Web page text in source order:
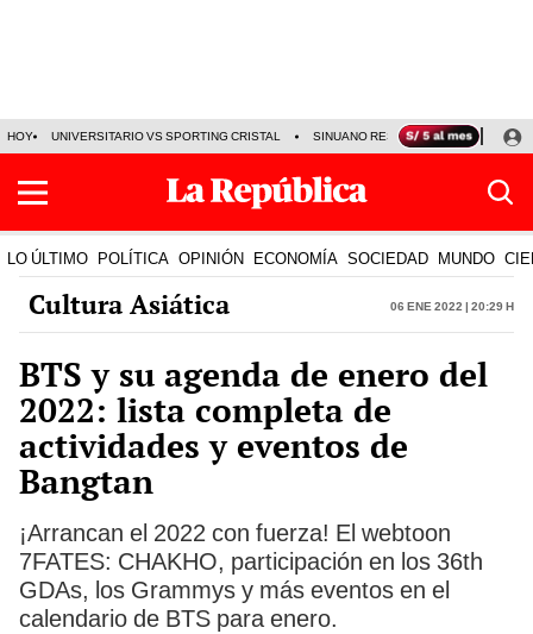
HOY UNIVERSITARIO VS SPORTING CRISTAL SINUANO RESULTADOS HOY
LO ÚLTIMO POLÍTICA OPINIÓN ECONOMÍA SOCIEDAD MUNDO
Cultura Asiática 06 Ene 2022 | 20:29 h
BTS y su agenda de enero del
2022: lista completa de
actividades y eventos de
Bangtan
¡Arrancan el 2022 con fuerza! El webtoon
7FATES: CHAKHO, participación en los 36th
GDAs, los Grammys y más eventos en el
calendario de BTS para enero.